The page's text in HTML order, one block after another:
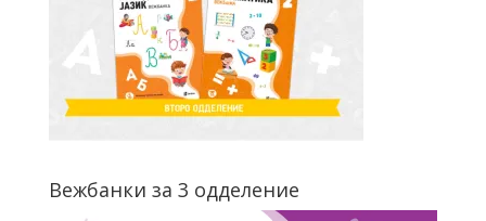
Вежбанки за 3 одделение